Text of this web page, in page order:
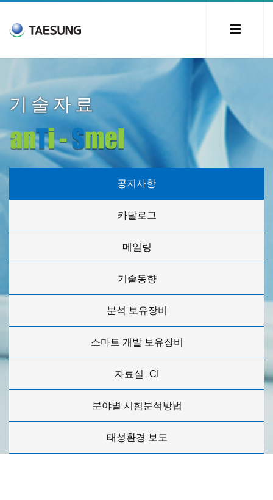
기술자료
공지사항
카달로그
메일링
기술동향
분석 보유장비
스마트 개발 보유장비
자료실_CI
분야별 시험분석방법
태성환경 보도